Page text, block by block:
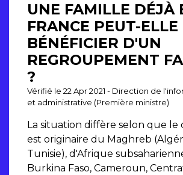
UNE FAMILLE DÉJÀ
FRANCE PEUT-ELLE
BÉNÉFICIER D'UN
REGROUPEMENT
?
Vérifié le 22 Apr 2021 - Direction de
et administrative (Première ministre)
La situation diffère selon que
est originaire du Maghreb
Tunisie), d'Afrique
Burkina Faso, Cameroun,